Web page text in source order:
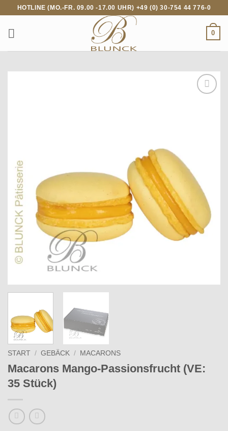
springen
HOTLINE (MO.-FR. 09.00 -17.00 UHR) +49 (0) 30-754 44 776-0
0
START / GEBÄCK / MACARONS
Macarons Mango-Passionsfrucht (VE:
35 Stück)